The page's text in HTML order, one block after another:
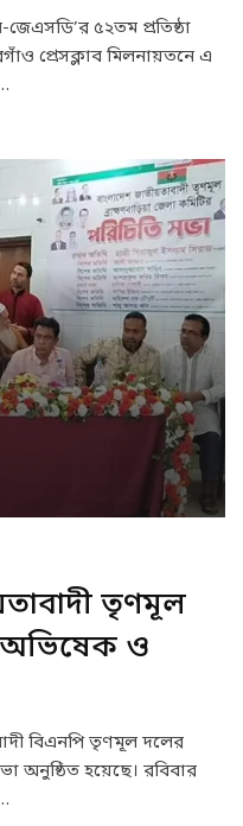
৫২তম প্রতিষ্ঠা
প্রেসক্লাব মিলনায়তনে এ
তৃণমূল
অভিষেক ও
বিএনপি তৃণমূল দলের
অনুষ্ঠিত হয়েছে। রবিবার